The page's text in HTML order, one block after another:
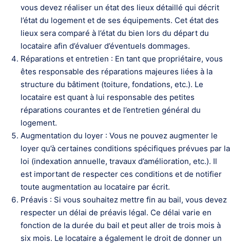
vous devez réaliser un état des lieux détaillé qui décrit
l’état du logement et de ses équipements. Cet état des
lieux sera comparé à l’état du bien lors du départ du
locataire afin d’évaluer d’éventuels dommages.
Réparations et entretien : En tant que propriétaire, vous
êtes responsable des réparations majeures liées à la
structure du bâtiment (toiture, fondations, etc.). Le
locataire est quant à lui responsable des petites
réparations courantes et de l’entretien général du
logement.
Augmentation du loyer : Vous ne pouvez augmenter le
loyer qu’à certaines conditions spécifiques prévues par la
loi (indexation annuelle, travaux d’amélioration, etc.). Il
est important de respecter ces conditions et de notifier
toute augmentation au locataire par écrit.
Préavis : Si vous souhaitez mettre fin au bail, vous devez
respecter un délai de préavis légal. Ce délai varie en
fonction de la durée du bail et peut aller de trois mois à
six mois. Le locataire a également le droit de donner un